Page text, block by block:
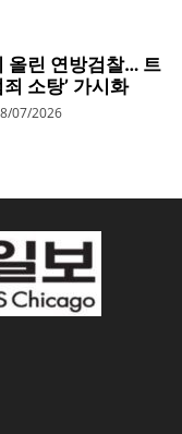
올린 연방검찰… 트
소탕’ 가시화
07/2026